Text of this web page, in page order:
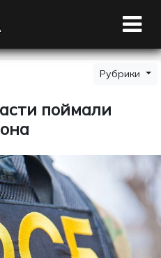
Рубрики
поймали